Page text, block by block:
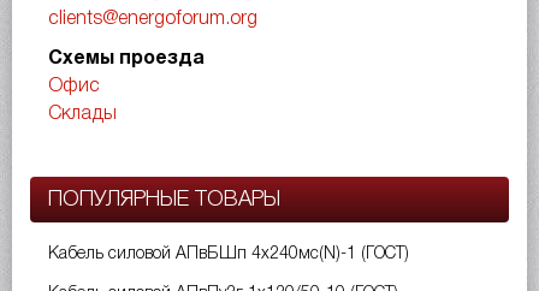
clients@energoforum.org
Схемы проезда
Офис
Склады
ПОПУЛЯРНЫЕ ТОВАРЫ
Кабель силовой АПвБШп 4х240мс(N)-1 (ГОСТ)